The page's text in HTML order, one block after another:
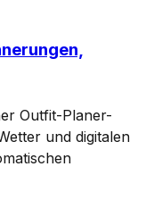
Outfit-Planer-
und digitalen